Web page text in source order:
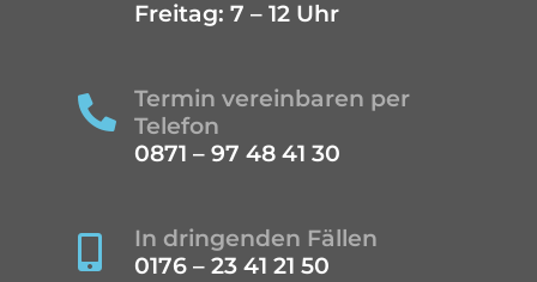
Freitag: 7 – 12 Uhr

Termin vereinbaren per
Telefon
0871 – 97 48 41 30

In dringenden Fällen
0176 – 23 41 21 50